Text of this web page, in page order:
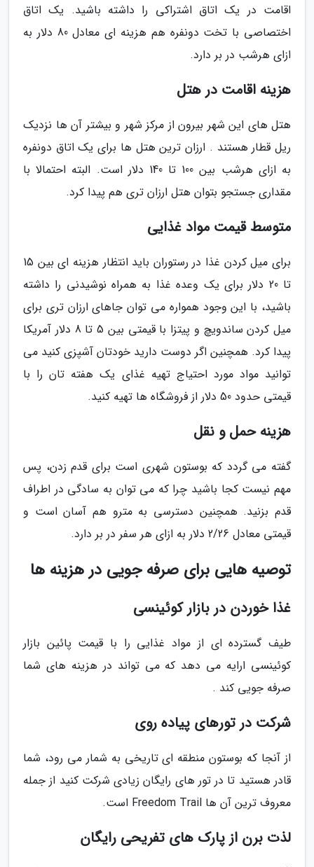
اقامت در یک اتاق اشتراکی را داشته باشید. یک اتاق
اختصاصی با تخت دونفره هم هزینه ای معادل 80 دلار به
ازای هرشب در بر دارد.
هزینه اقامت در هتل
هتل های این شهر بیرون از مرکز شهر و بیشتر آن ها نزدیک
ریل قطار هستند . ارزان ترین هتل ها برای یک اتاق دونفره
به ازای هرشب بین 100 تا 140 دلار است. البته احتمالا با
مقداری جستجو بتوان هتل ارزان تری هم پیدا کرد.
متوسط قیمت مواد غذایی
برای میل کردن غذا در رستوران باید انتظار هزینه ای بین 15
تا 20 دلار برای یک وعده غذا به همراه نوشیدنی را داشته
باشید، با این وجود همواره می توان جاهای ارزان تری برای
میل کردن ساندویچ و پیتزا با قیمتی بین 5 تا 8 دلار آمریکا
پیدا کرد. همچنین اگر دوست دارید خودتان آشپزی کنید می
توانید مواد مورد احتیاج تهیه غذای یک هفته تان را با
قیمتی حدود 50 دلار از فروشگاه ها تهیه کنید.
هزینه حمل و نقل
گفته می گردد که بوستون شهری است برای قدم زدن، پس
مهم نیست کجا باشید چرا که می توان به سادگی در اطراف
قدم بزنید. همچنین دسترسی به مترو هم آسان است و
قیمتی معادل 2/26 دلار به ازای هر سفر در بر دارد.
توصیه هایی برای صرفه جویی در هزینه ها
غذا خوردن در بازار کوئینسی
طیف گسترده ای از مواد غذایی را با قیمت پائین بازار
کوئینسی ارایه می دهد که می تواند در هزینه های شما
صرفه جویی کند .
شرکت در تورهای پیاده روی
از آنجا که بوستون منطقه ای تاریخی به شمار می رود، شما
قادر هستید تا در تور های رایگان زیادی شرکت کنید از جمله
معروف ترین آن ها Freedom Trail است.
لذت برن از پارک های تفریحی رایگان